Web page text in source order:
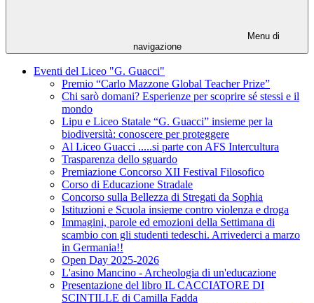
Menu di
navigazione
Eventi del Liceo "G. Guacci"
Premio “Carlo Mazzone Global Teacher Prize”
Chi sarò domani? Esperienze per scoprire sé stessi e il
mondo
Lipu e Liceo Statale “G. Guacci” insieme per la
biodiversità: conoscere per proteggere
Al Liceo Guacci .....si parte con AFS Intercultura
Trasparenza dello sguardo
Premiazione Concorso XII Festival Filosofico
Corso di Educazione Stradale
Concorso sulla Bellezza di Stregati da Sophia
Istituzioni e Scuola insieme contro violenza e droga
Immagini, parole ed emozioni della Settimana di
scambio con gli studenti tedeschi. Arrivederci a marzo
in Germania!!
Open Day 2025-2026
L'asino Mancino - Archeologia di un'educazione
Presentazione del libro IL CACCIATORE DI
SCINTILLE di Camilla Fadda